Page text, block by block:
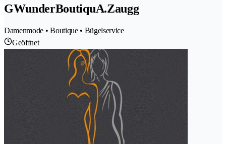
GWunderBoutiquA.Zaugg
Damenmode • Boutique • Bügelservice
Geöffnet